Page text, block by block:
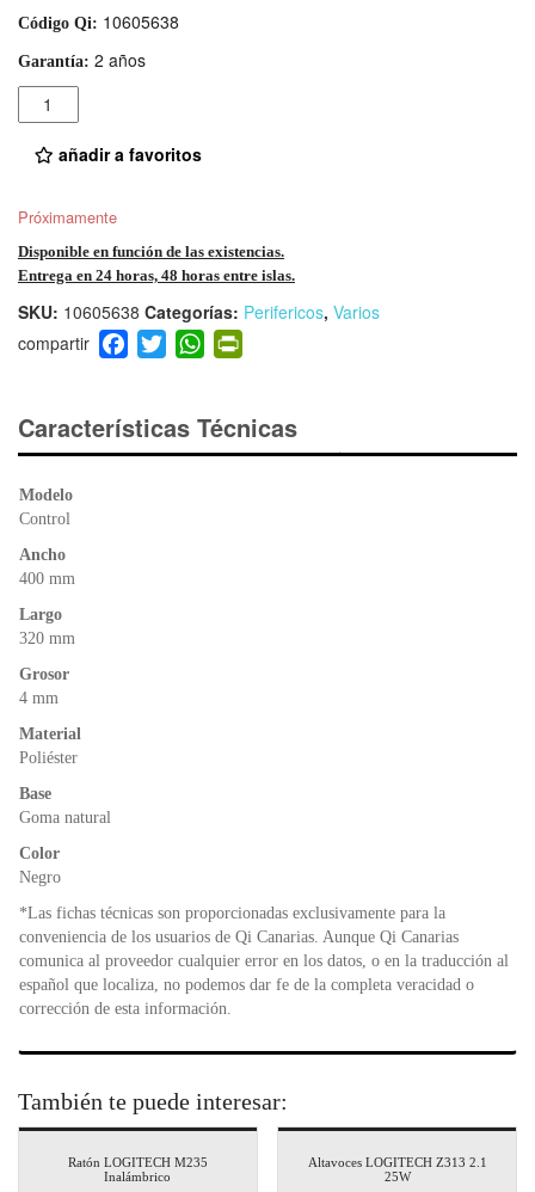
Código Qi: 10605638
Garantía: 2 años
Cantidad
añadir a favoritos
Próximamente
Disponible en función de las existencias.
Entrega en 24 horas, 48 horas entre islas.
SKU: 10605638 Categorías: Perifericos, Varios
F
a
e
b
T
wi
er
W
h
s
A
ri
e
Características Técnicas
Modelo
Control
Ancho
400 mm
Largo
320 mm
Grosor
4 mm
Material
Poliéster
Base
Goma natural
Color
Negro
*Las fichas técnicas son proporcionadas exclusivamente para la
conveniencia de los usuarios de Qi Canarias. Aunque Qi Canarias
comunica al proveedor cualquier error en los datos, o en la traducción al
español que localiza, no podemos dar fe de la completa veracidad o
corrección de esta información.
También te puede interesar:
Ratón LOGITECH M235
Inalámbrico
Altavoces LOGITECH Z313 2.1
25W